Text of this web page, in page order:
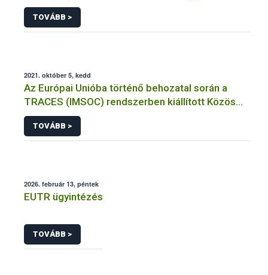
élelmiszerekkel kapcsolatos tájékoztatásáról
szóló 1169/2011/EU rendelet jelölési
kötelezettségeinek összehangolásáról szóló
TOVÁBB >
2021. október 5, kedd
Az Európai Unióba történő behozatal során a
TRACES (IMSOC) rendszerben kiállított Közös
Egészségügyi Beléptetési Okmány: KEBO-D
(angolul: CHEDD) használata
TOVÁBB >
2026. február 13, péntek
EUTR ügyintézés
TOVÁBB >